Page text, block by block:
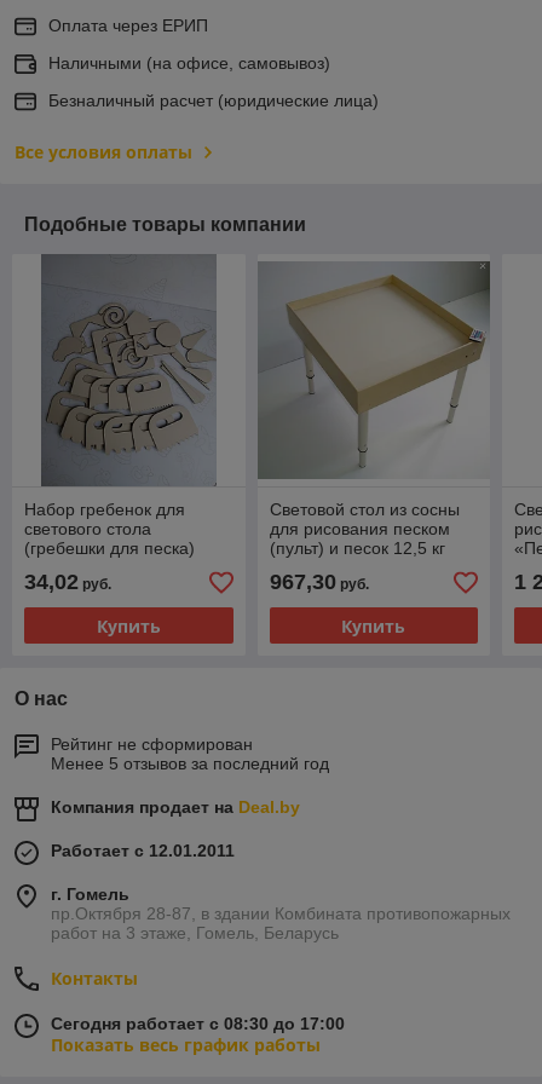
Оплата через ЕРИП
Наличными (на офисе, самовывоз)
Безналичный расчет (юридические лица)
Все условия оплаты
Подобные товары компании
Набор гребенок для
светового стола
(гребешки для песка)
34,02 руб.
Купить
Световой стол из сосны
для рисования песком
(пульт) и песок 12,5 кг
967,30руб.
Купить
1
О нас
Рейтинг не сформирован
Менее 5 отзывов за последний год
Компания продает на Deal.by
Работает с 12.01.2011
г. Гомель
пр.Октября 28-87, в здании Комбината противопожарных
работ на 3 этаже, Гомель, Беларусь
Контакты
Сегодня работает с 08:30 до 17:00
Показать весь график работы